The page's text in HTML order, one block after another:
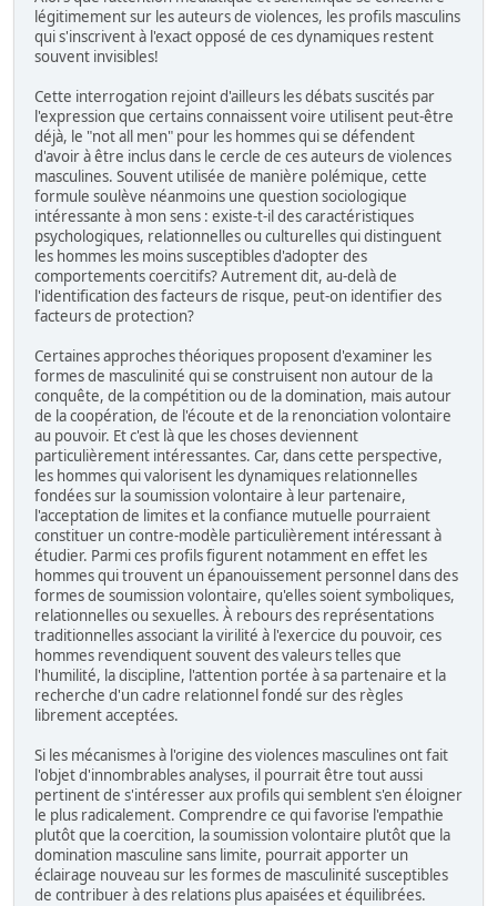
légitimement sur les auteurs de violences, les profils masculins
qui s'inscrivent à l'exact opposé de ces dynamiques restent
souvent invisibles!
Cette interrogation rejoint d'ailleurs les débats suscités par
l'expression que certains connaissent voire utilisent peut-être
déjà, le "not all men" pour les hommes qui se défendent
d'avoir à être inclus dans le cercle de ces auteurs de violences
masculines. Souvent utilisée de manière polémique, cette
formule soulève néanmoins une question sociologique
intéressante à mon sens : existe-t-il des caractéristiques
psychologiques, relationnelles ou culturelles qui distinguent
les hommes les moins susceptibles d'adopter des
comportements coercitifs? Autrement dit, au-delà de
l'identification des facteurs de risque, peut-on identifier des
facteurs de protection?
Certaines approches théoriques proposent d'examiner les
formes de masculinité qui se construisent non autour de la
conquête, de la compétition ou de la domination, mais autour
de la coopération, de l'écoute et de la renonciation volontaire
au pouvoir. Et c'est là que les choses deviennent
particulièrement intéressantes. Car, dans cette perspective,
les hommes qui valorisent les dynamiques relationnelles
fondées sur la soumission volontaire à leur partenaire,
l'acceptation de limites et la confiance mutuelle pourraient
constituer un contre-modèle particulièrement intéressant à
étudier. Parmi ces profils figurent notamment en effet les
hommes qui trouvent un épanouissement personnel dans des
formes de soumission volontaire, qu'elles soient symboliques,
relationnelles ou sexuelles. À rebours des représentations
traditionnelles associant la virilité à l'exercice du pouvoir, ces
hommes revendiquent souvent des valeurs telles que
l'humilité, la discipline, l'attention portée à sa partenaire et la
recherche d'un cadre relationnel fondé sur des règles
librement acceptées.
Si les mécanismes à l'origine des violences masculines ont fait
l'objet d'innombrables analyses, il pourrait être tout aussi
pertinent de s'intéresser aux profils qui semblent s'en éloigner
le plus radicalement. Comprendre ce qui favorise l'empathie
plutôt que la coercition, la soumission volontaire plutôt que la
domination masculine sans limite, pourrait apporter un
éclairage nouveau sur les formes de masculinité susceptibles
de contribuer à des relations plus apaisées et équilibrées.